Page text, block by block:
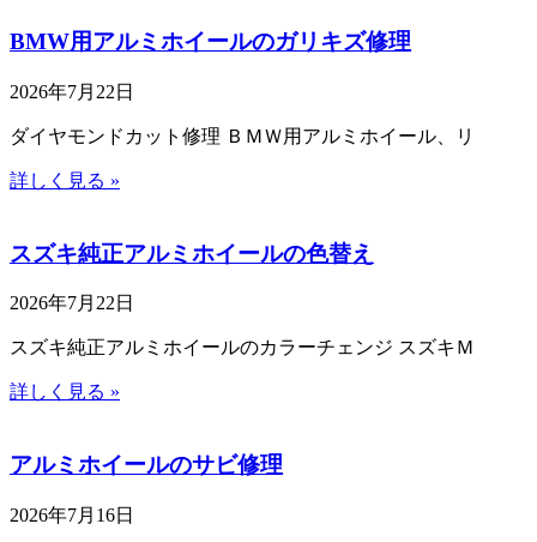
BMW用アルミホイールのガリキズ修理
2026年7月22日
ダイヤモンドカット修理 ＢＭＷ用アルミホイール、リ
詳しく見る »
スズキ純正アルミホイールの色替え
2026年7月22日
スズキ純正アルミホイールのカラーチェンジ スズキＭ
詳しく見る »
アルミホイールのサビ修理
2026年7月16日